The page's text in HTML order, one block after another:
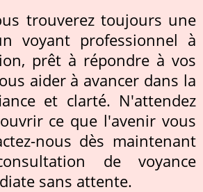
trouverez toujours une
voyant professionnel à
prêt à répondre à vos
aider à avancer dans la
et clarté. N'attendez
ce que l'avenir vous
nous dès maintenant
de voyance
sans attente.